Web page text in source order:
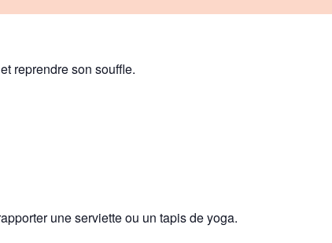
reprendre son souffle.
une serviette ou un tapis de yoga.